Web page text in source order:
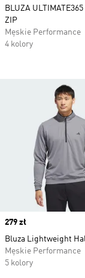
Price
279 zł
Bluza Lightweight
Męskie Performance
5 kolory
BLUZA
ZIP
Męskie Performance
4 kolory